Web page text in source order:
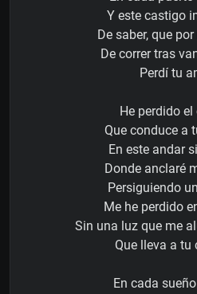
Y este castigo
De saber, que
De correr tras
Perdí tu
He perdido
Que conduce a
En este andar
Donde anclaré
Persiguiendo
Me he perdido
Sin una luz que me
Que lleva a tu
En cada